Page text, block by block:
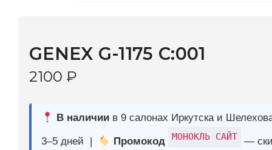
3–5 дней | Промокод — скидка 10%